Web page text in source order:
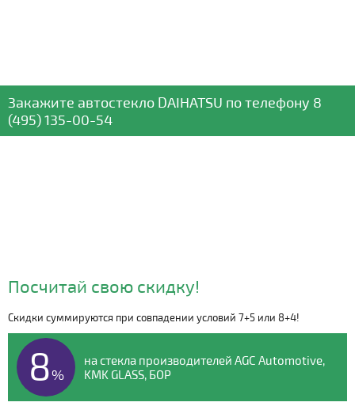
Закажите автостекло DAIHATSU по телефону 8
(495) 135-00-54
Видео о компании
Посчитай свою скидку!
Скидки суммируются при совпадении условий 7+5 или 8+4!
8%
на стекла производителей AGC Automotive,
KMK GLASS, БОР